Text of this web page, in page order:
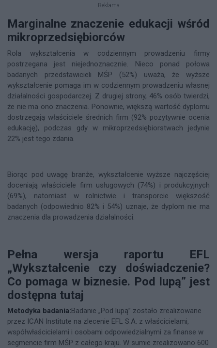
Reklama
Marginalne znaczenie edukacji wśród
mikroprzedsiębiorców
Rola wykształcenia w codziennym prowadzeniu firmy
postrzegana jest niejednoznacznie. Nieco ponad połowa
badanych przedstawicieli MŚP (52%) uważa, że wyższe
wykształcenie pomaga im w codziennym prowadzeniu własnej
działalności gospodarczej. Z drugiej strony, 46% osób twierdzi,
że nie ma ono znaczenia. Ponownie, większą wartość dyplomu
dostrzegają właściciele średnich firm (92% pozytywnie ocenia
edukację), podczas gdy w mikroprzedsiębiorstwach jedynie
22% jest tego zdania.
Biorąc pod uwagę branże, wykształcenie wyższe najczęściej
doceniają właściciele firm usługowych (74%) i produkcyjnych
(69%), natomiast w rolnictwie i transporcie większość
badanych (odpowiednio 82% i 54%) uznaje, że dyplom nie ma
znaczenia dla prowadzenia działalności.
Pełna wersja raportu EFL
„Wykształcenie czy doświadczenie?
Co pomaga w biznesie. Pod lupą” jest
dostępna tutaj
Metodyka badania:Badanie „Pod lupą” zostało zrealizowane
przez ICAN Institute na zlecenie EFL S.A. z właścicielami,
współwłaścicielami i osobami odpowiedzialnymi za finanse w
segmencie firm MŚP z całego kraju. W sumie zrealizowano 600